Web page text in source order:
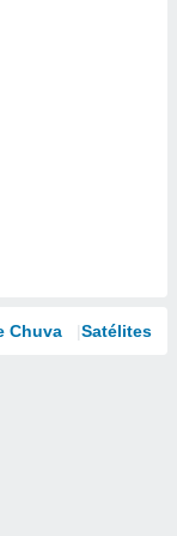
Chuva Satélites